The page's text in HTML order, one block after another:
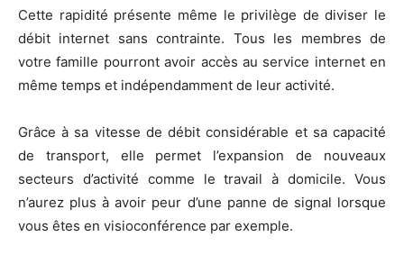
Cette rapidité présente même le privilège de diviser le
débit internet sans contrainte. Tous les membres de
votre famille pourront avoir accès au service internet en
même temps et indépendamment de leur activité.
Grâce à sa vitesse de débit considérable et sa capacité
de transport, elle permet l’expansion de nouveaux
secteurs d’activité comme le travail à domicile. Vous
n’aurez plus à avoir peur d’une panne de signal lorsque
vous êtes en visioconférence par exemple.